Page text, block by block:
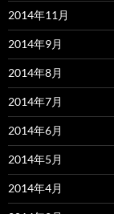
2014年11月
2014年9月
2014年8月
2014年7月
2014年6月
2014年5月
2014年4月